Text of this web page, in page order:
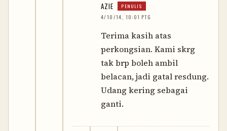
AZIE
4/10/14, 10:01 PTG
Terima kasih atas
perkongsian. Kami skrg
tak brp boleh ambil
belacan, jadi gatal resdung.
Udang kering sebagai
ganti.